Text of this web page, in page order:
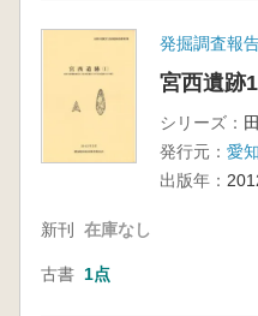
発掘調査報
宮西遺跡1
シリーズ：
発行元： 愛
出版年：
新刊 在庫なし
古書 1点